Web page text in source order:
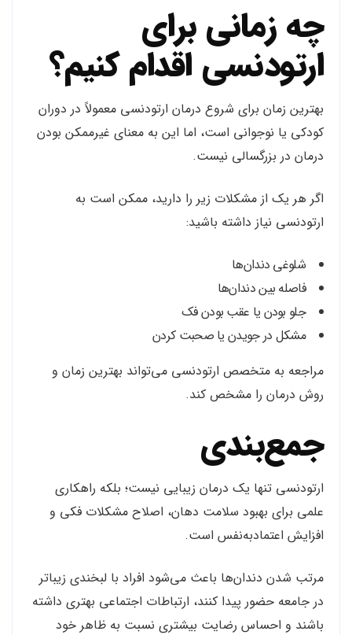
چه زمانی برای
ارتودنسی اقدام کنیم؟
بهترین زمان برای شروع درمان ارتودنسی معمولاً در دوران
کودکی یا نوجوانی است، اما این به معنای غیرممکن بودن
درمان در بزرگسالی نیست.
اگر هر یک از مشکلات زیر را دارید، ممکن است به
ارتودنسی نیاز داشته باشید:
شلوغی دندان‌ها
فاصله بین دندان‌ها
جلو بودن یا عقب بودن فک
مشکل در جویدن یا صحبت کردن
مراجعه به متخصص ارتودنسی می‌تواند بهترین زمان و
روش درمان را مشخص کند.
جمع‌بندی
ارتودنسی تنها یک درمان زیبایی نیست؛ بلکه راهکاری
علمی برای بهبود سلامت دهان، اصلاح مشکلات فکی و
افزایش اعتمادبه‌نفس است.
مرتب شدن دندان‌ها باعث می‌شود افراد با لبخندی زیباتر
در جامعه حضور پیدا کنند، ارتباطات اجتماعی بهتری داشته
باشند و احساس رضایت بیشتری نسبت به ظاهر خود